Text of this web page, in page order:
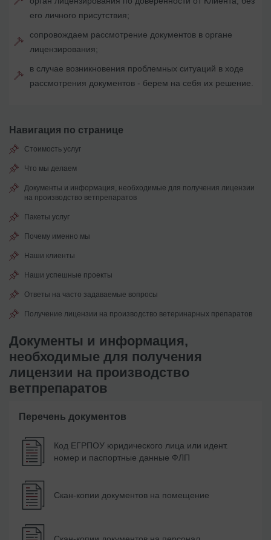
его личного присутствия;
сопровождаем рассмотрение документов в органе
лицензирования;
в случае возникновения проблемных ситуаций в ходе
рассмотрения документов - берем на себя их решение.
Навигация по странице
Стоимость услуг
Что мы делаем
Документы и информация, необходимые для получения лицензии
на производство ветпрепаратов
Пакеты услуг
Почему именно мы
Наши клиенты
Наши успешные проекты
Ответы на часто задаваемые вопросы
Получение лицензии на производство ветеринарных препаратов
Документы и информация,
необходимые для получения
лицензии на производство
ветпрепаратов
Перечень документов
Код ЕГРПОУ юридического лица или идент.
номер и паспортные данные ФЛП
Скан-копии документов на помещение